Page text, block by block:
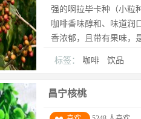
强的啊拉毕卡种（小粒
咖啡香味醇和、味道润
香浓郁，且带有果味，
标签： 咖啡 饮品
昌宁核桃